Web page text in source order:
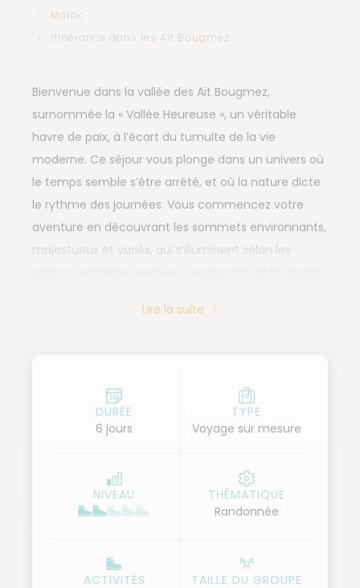
Maroc
Itinérance dans les Aït Bougmez
Bienvenue dans la vallée des Aït Bougmez,
surnommée la « Vallée Heureuse », un véritable
havre de paix, à l’écart du tumulte de la vie
moderne. Ce séjour vous plonge dans un univers où
le temps semble s’être arrêté, et où la nature dicte
le rythme des journées. Vous commencez votre
aventure en découvrant les sommets environnants,
majestueux et variés, qui s’illuminent selon les
villages typiques, où les maisons en pisé se fondent
de couleurs tout au long de l'année. Accompagné
d’un muletier local, vous aurez la chance de vous
immerger dans le quotidien des habitants et de
rien perdu de sa magie. Rencontres authentiques,
paysages grandioses et moments de sérénité
rythmeront vos journées, vous permettant de vous
du monde moderne.
Lire la suite
DURÉE
6 jours
TYPE
Voyage sur mesure
NIVEAU
THÉMATIQUE
Randonnée
ACTIVITÉS
TAILLE DU GROUPE